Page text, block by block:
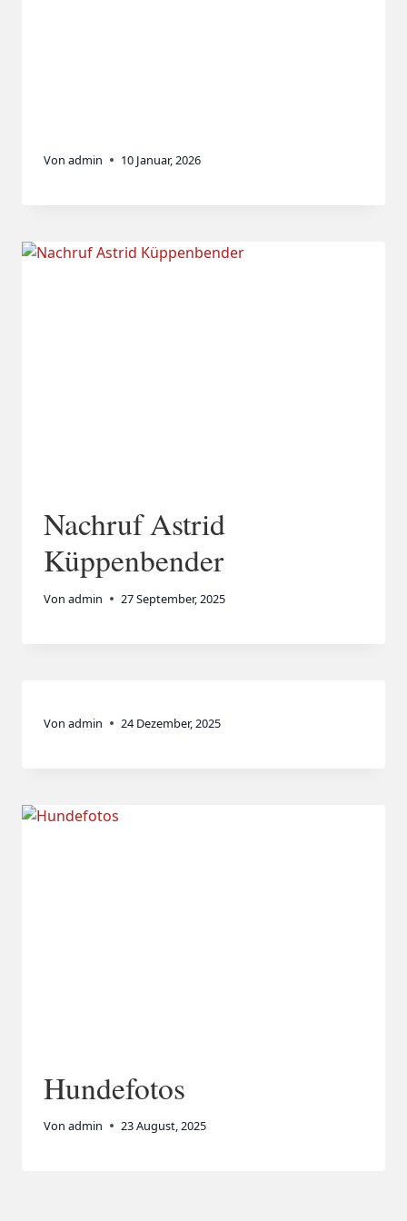
Von admin 10 Januar, 2026
Nachruf Astrid
Küppenbender
Von admin 27 September, 2025
Von admin 24 Dezember, 2025
Hundefotos
Von admin 23 August, 2025